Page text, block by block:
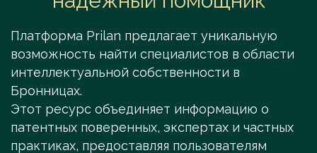
Платформа Prilan предлагает уникальную
возможность найти специалистов в области
интеллектуальной собственности в
Бронницах.
Этот ресурс объединяет информацию о
патентных поверенных, экспертах и частных
практиках, предоставляя пользователям